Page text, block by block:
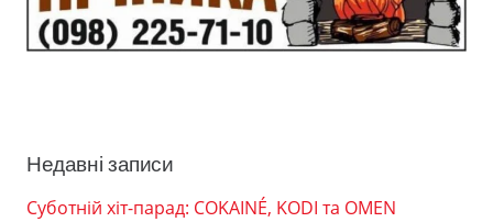
Недавні записи
Суботній хіт-парад: COKAINÉ, KODI та OMEN